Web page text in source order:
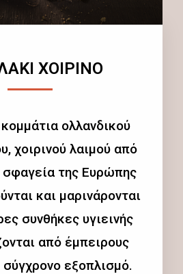
ΧΟΙΡΙΝΟ
ολλανδικού
χοιρινού λαιμού από
σφαγεία της Ευρώπης
και μαρινάρονται
συνθήκες υγιεινής
από έμπειρους
σύγχρονο εξοπλισμό.